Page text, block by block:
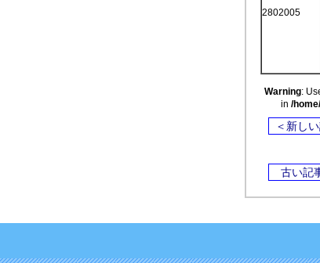
2802005
Warning:
in /
＜新し
古い記